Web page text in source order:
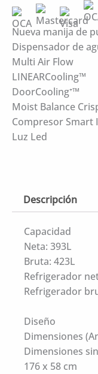
Nueva manija de
Dispensador de
Multi Air Flow
LINEARCooling™
DoorCooling⁺™
Moist Balance
Compresor Smart
Luz Led
Descripción
Capacidad
Neta: 393L
Bruta: 423L
Refrigerador
Refrigerador
Diseño
Dimensiones
Dimensiones
176 x 58 cm